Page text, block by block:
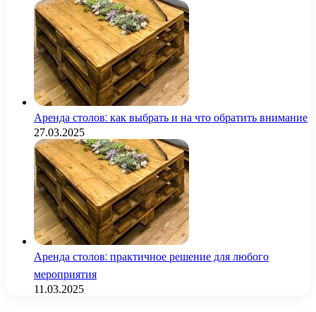
Аренда столов: как выбрать и на что обратить внимание
27.03.2025
Аренда столов: практичное решение для любого
мероприятия
11.03.2025